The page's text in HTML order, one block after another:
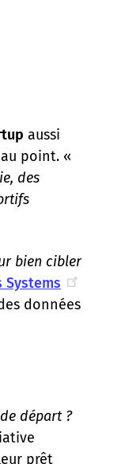
aussi
point. «
des
bien cibler
Systems
données
départ ?
prêt